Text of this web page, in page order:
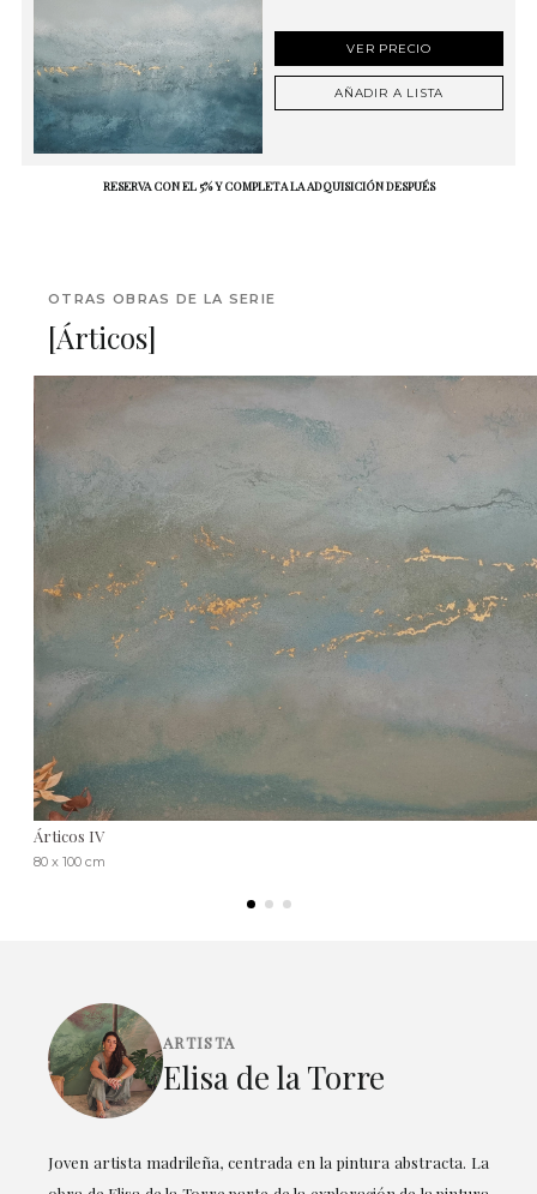
VER PRECIO
AÑADIR A LISTA
RESERVA CON EL 5% Y COMPLETA LA ADQUISICIÓN DESPUÉS
OTRAS OBRAS DE LA SERIE
[Árticos]
Árticos IV
80 x 100 cm
ARTISTA
Elisa de la Torre
Joven artista madrileña, centrada en la pintura abstracta. La